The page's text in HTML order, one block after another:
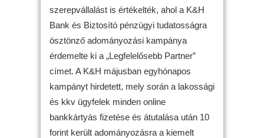
szerepvállalást is értékelték, ahol a K&H
Bank és Biztosító pénzügyi tudatosságra
ösztönző adományozási kampánya
érdemelte ki a „Legfelelősebb Partner”
címet. A K&H májusban egyhónapos
kampányt hirdetett, mely során a lakossági
és kkv ügyfelek minden online
bankkártyás fizetése és átutalása után 10
forint került adományozásra a kiemelt